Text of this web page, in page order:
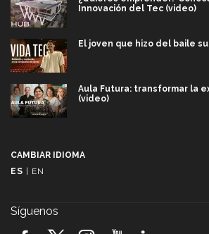
Innovación del Tec (video)
El joven que hizo del baile
Aula Futura: transformar la
(video)
CAMBIAR IDIOMA
ES | EN
Síguenos